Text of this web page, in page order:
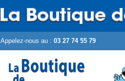
Appelez-nous au : 03 27 74 55 79